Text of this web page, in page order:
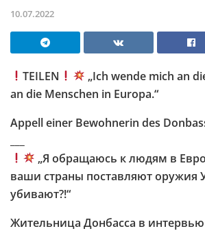
10.07.2022
TEILEN
„Ich wende mich an
an die Menschen in Europa.“
Appell einer Bewohnerin des
„Я обращаюсь к людям в
ваши страны поставляют оружия
убивают?!“
Жительница Донбасса в